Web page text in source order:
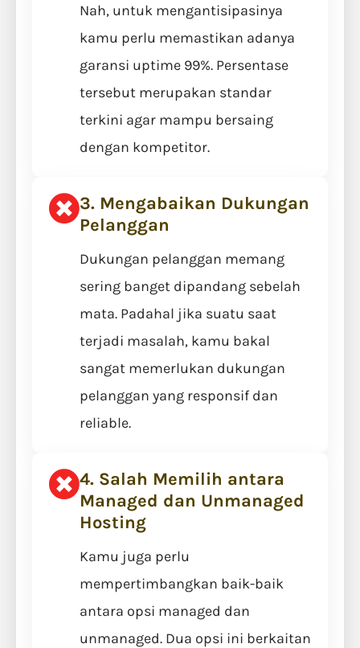
Nah, untuk mengantisipasinya
kamu perlu memastikan adanya
garansi uptime 99%. Persentase
tersebut merupakan standar
terkini agar mampu bersaing
dengan kompetitor.
3. Mengabaikan Dukungan
Pelanggan
Dukungan pelanggan memang
sering banget dipandang sebelah
mata. Padahal jika suatu saat
terjadi masalah, kamu bakal
sangat memerlukan dukungan
pelanggan yang responsif dan
reliable.
4. Salah Memilih antara
Managed dan Unmanaged
Hosting
Kamu juga perlu
mempertimbangkan baik-baik
antara opsi managed dan
unmanaged. Dua opsi ini berkaitan